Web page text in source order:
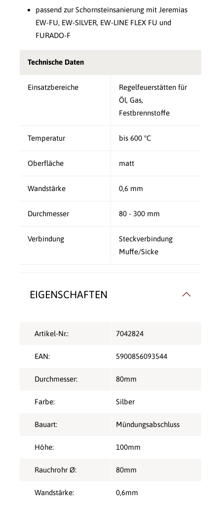
passend zur Schornsteinsanierung mit Jeremias
EW-FU, EW-SILVER, EW-LINE FLEX FU und
FURADO-F
Technische Daten
Einsatzbereiche
Regelfeuerstätten für
Öl, Gas,
Festbrennstoffe
Temperatur bis 600 °C
Oberfläche matt
Wandstärke 0,6 mm
Durchmesser 80 - 300 mm
Verbindung
Steckverbindung
Muffe/Sicke
EIGENSCHAFTEN
Artikel-Nr.: 7042824
EAN: 5900856093544
Durchmesser: 80mm
Farbe: Silber
Bauart: Mündungsabschluss
Höhe: 100mm
Rauchrohr Ø: 80mm
Wandstärke: 0,6mm